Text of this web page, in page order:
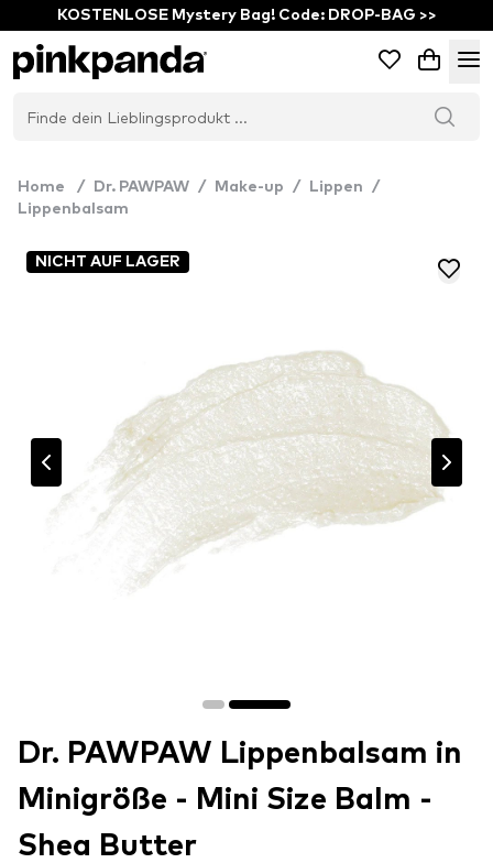
KOSTENLOSE Mystery Bag! Code: DROP-BAG >>
Home / Dr. PAWPAW / Make-up / Lippen
/
Lippenbalsam
NICHT AUF LAGER
Dr. PAWPAW Lippenbalsam in
Minigröße - Mini Size Balm -
Shea Butter